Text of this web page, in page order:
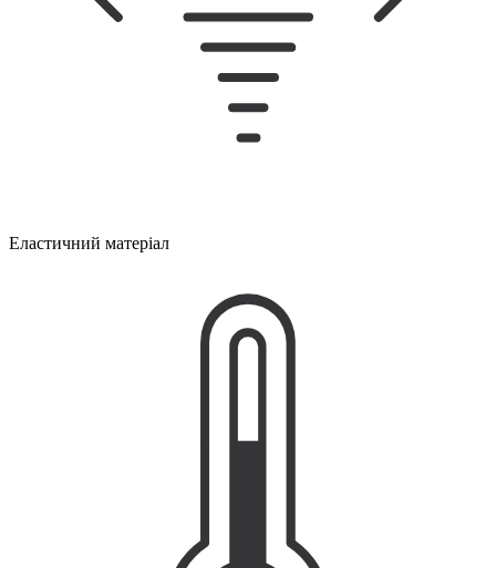
Еластичний матеріал